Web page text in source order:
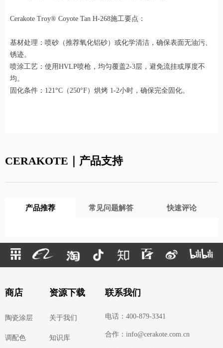
Cerakote Troy® Coyote Tan H-268施工要点：
基材处理：喷砂（推荐氧化铝砂）或化学清洁，确保表面无油污、
锈迹。
喷涂工艺：使用HVLP喷枪，均匀覆盖2-3层，避免流挂或厚度不
均。
固化条件：121°C（250°F）烘烤 1-2小时，确保完全固化。
CERAKOTE｜产品支持
产品推荐 常见问题解答 快速评论
商店
陶瓷涂层
调配色
资源下载
关于我们
知识库
联系我们
电话：400-879-3341
合作：info@cerakote.com.cn